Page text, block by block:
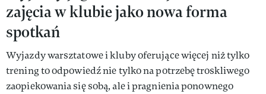
zajęcia w klubie jako nowa forma
spotkań
Wyjazdy warsztatowe i kluby oferujące więcej niż tylko
trening to odpowiedź nie tylko na potrzebę troskliwego
zaopiekowania się sobą, ale i pragnienia ponownego